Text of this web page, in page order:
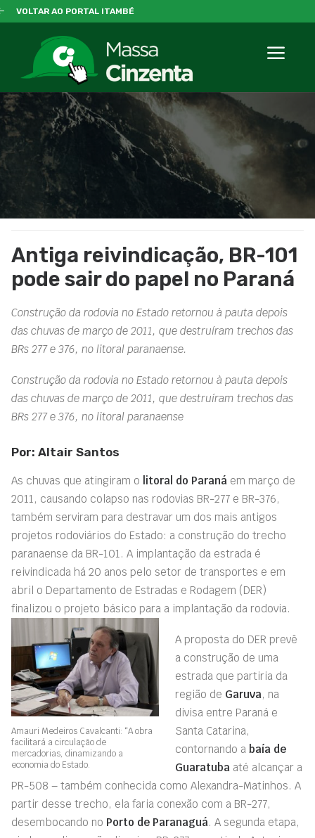
VOLTAR AO PORTAL ITAMBÉ
Antiga reivindicação, BR-101
pode sair do papel no Paraná
Construção da rodovia no Estado retornou à pauta depois
das chuvas de março de 2011, que destruíram trechos das
BRs 277 e 376, no litoral paranaense.
Construção da rodovia no Estado retornou à pauta depois
das chuvas de março de 2011, que destruíram trechos das
BRs 277 e 376, no litoral paranaense
Por: Altair Santos
As chuvas que atingiram o litoral do Paraná em março de
2011, causando colapso nas rodovias BR-277 e BR-376,
também serviram para destravar um dos mais antigos
projetos rodoviários do Estado: a construção do trecho
paranaense da BR-101. A implantação da estrada é
reivindicada há 20 anos pelo setor de transportes e em
abril o Departamento de Estradas e Rodagem (DER)
finalizou o projeto básico para a implantação da rodovia.
Amauri Medeiros Cavalcanti: “A obra
facilitará a circulação de
mercadorias, dinamizando a
economia do Estado.
A proposta do DER prevê
a construção de uma
estrada que partiria da
região de Garuva, na
divisa entre Paraná e
Santa Catarina,
contornando a baía de
Guaratuba até alcançar a
PR-508 – também conhecida como Alexandra-Matinhos. A
partir desse trecho, ela faria conexão com a BR-277,
desembocando no Porto de Paranaguá. A segunda etapa,